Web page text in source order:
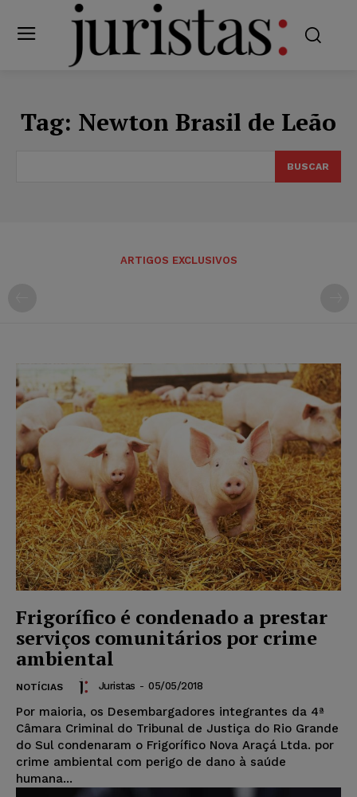
Tag: Newton Brasil de Leão
BUSCAR
ARTIGOS EXCLUSIVOS
Frigorífico é condenado a prestar
serviços comunitários por crime
ambiental
NOTÍCIAS Juristas - 05/05/2018
Por maioria, os Desembargadores integrantes da 4ª
Câmara Criminal do Tribunal de Justiça do Rio Grande
do Sul condenaram o Frigorífico Nova Araçá Ltda. por
crime ambiental com perigo de dano à saúde
humana...